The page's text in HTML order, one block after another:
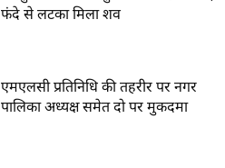
फंदे से लटका मिला शव
एमएलसी प्रतिनिधि की तहरीर पर नगर
पालिका अध्यक्ष समेत दो पर मुकदमा